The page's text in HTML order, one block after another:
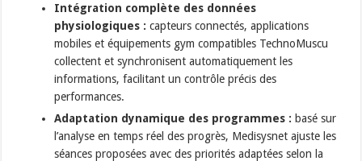
Intégration complète des données
physiologiques : capteurs connectés, applications
mobiles et équipements gym compatibles TechnoMuscu
collectent et synchronisent automatiquement les
informations, facilitant un contrôle précis des
performances.
Adaptation dynamique des programmes : basé sur
l’analyse en temps réel des progrès, Medisysnet ajuste les
séances proposées avec des priorités adaptées selon la